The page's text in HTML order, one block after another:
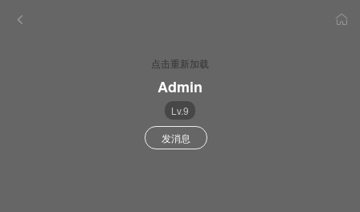
点击重新加载
Admin
Lv.9
发消息